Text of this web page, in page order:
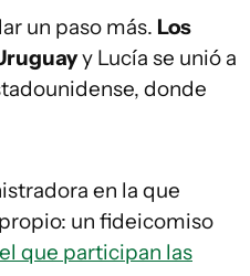
un paso más. Los
y Lucía se unió a
donde
en la que
un fideicomiso
que participan las